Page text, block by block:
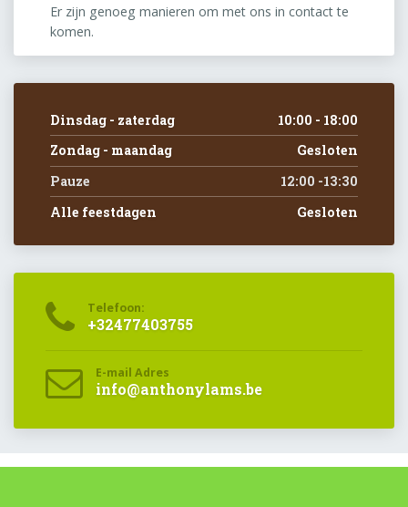
Er zijn genoeg manieren om met ons in contact te
komen.
Dinsdag - zaterdag
10:00 - 18:00
Zondag - maandag
Gesloten
Pauze
12:00 -13:30
Alle feestdagen
Gesloten
Telefoon:
+32477403755
E-mail Adres
info@anthonylams.be